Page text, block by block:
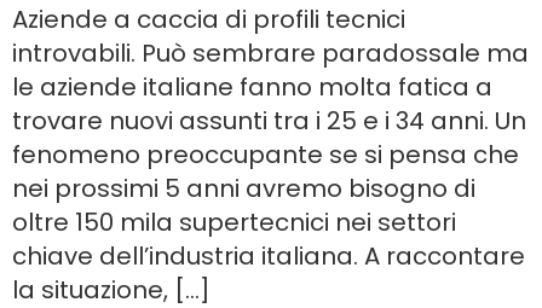
Aziende a caccia di profili tecnici
introvabili. Può sembrare paradossale ma
le aziende italiane fanno molta fatica a
trovare nuovi assunti tra i 25 e i 34 anni. Un
fenomeno preoccupante se si pensa che
nei prossimi 5 anni avremo bisogno di
oltre 150 mila supertecnici nei settori
chiave dell’industria italiana. A raccontare
la situazione, […]